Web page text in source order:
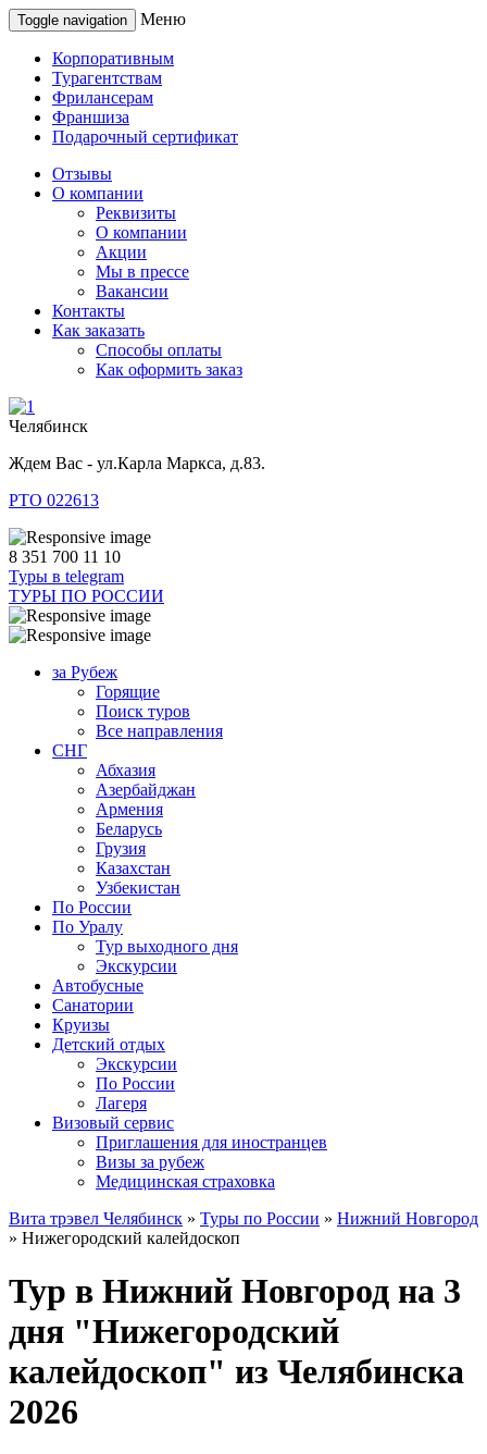
Toggle navigation Меню
Корпоративным
Турагентствам
Фрилансерам
Франшиза
Подарочный сертификат
Отзывы
О компании
Реквизиты
О компании
Акции
Мы в прессе
Вакансии
Контакты
Как заказать
Способы оплаты
Как оформить заказ
Челябинск
Ждем Вас - ул.Карла Маркса, д.83.
РТО 022613
8 351 700 11 10
Туры в telegram
ТУРЫ ПО РОССИИ
за Рубеж
Горящие
Поиск туров
Все направления
СНГ
Абхазия
Азербайджан
Армения
Беларусь
Грузия
Казахстан
Узбекистан
По России
По Уралу
Тур выходного дня
Экскурсии
Автобусные
Санатории
Круизы
Детский отдых
Экскурсии
По России
Лагеря
Визовый сервис
Приглашения для иностранцев
Визы за рубеж
Медицинская страховка
Вита трэвел Челябинск » Туры по России » Нижний Новгород
» Нижегородский калейдоскоп
Тур в Нижний Новгород на 3
дня "Нижегородский
калейдоскоп" из Челябинска
2026